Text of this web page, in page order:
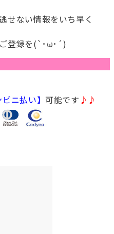
せない情報をいち早く
登録を(`･ω･´)
ニ払い】 可能です ♪♪